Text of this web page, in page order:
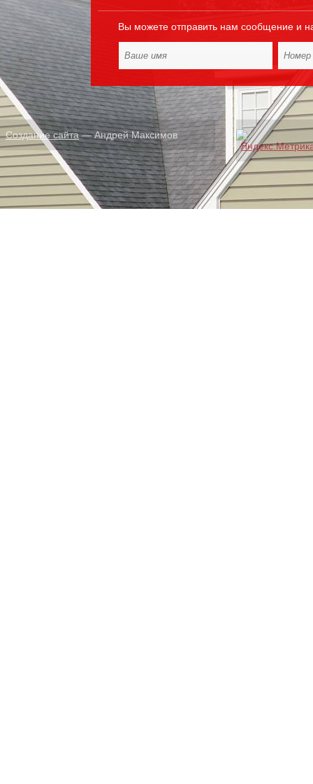
Вы можете отправить нам сообщение и
Создание сайта— Андрей Максимов